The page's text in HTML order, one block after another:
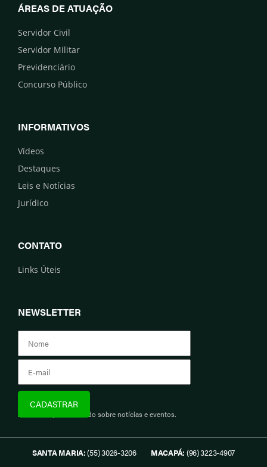
ÁREAS DE ATUAÇÃO
Servidor Civil
Servidor Militar
Previdenciário
Concurso Público
INFORMATIVOS
Vídeos
Destaques
Leis e Notícias
Jurídico
CONTATO
Links Úteis
NEWSLETTER
Assine e fique informado sobre notícias e eventos.
SANTA MARIA:(55) 3026-3206 MACAPÁ: (96) 3223-4907